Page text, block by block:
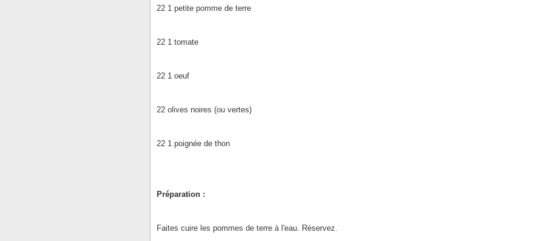
22 1 petite pomme de terre
22 1 tomate
22 1 oeuf
22 olives noires (ou vertes)
22 1 poignée de thon
Préparation :
Faites cuire les pommes de terre à l'eau. Réservez.